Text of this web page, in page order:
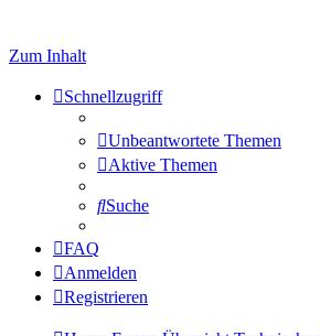
Zum Inhalt
Schnellzugriff
Unbeantwortete Themen
Aktive Themen
Suche
FAQ
Anmelden
Registrieren